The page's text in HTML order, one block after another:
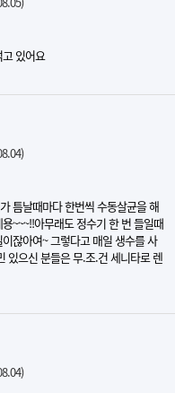
있어요
틈날때마다 한번씩 수동살균을 해
~~~!!아무래도 정수기 한 번 들일때
잖아여~ 그렇다고 매일 생수를 사
있으신 분들은 무.조.건 세니타로 렌